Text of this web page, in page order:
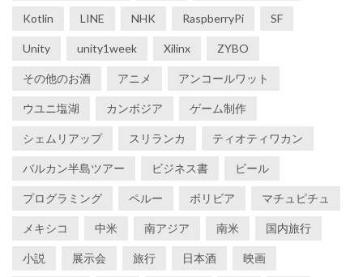
Kotlin LINE NHK RaspberryPi SF
Unity unity1week Xilinx ZYBO
その他のお酒 アニメ アンコールワット
ウユニ塩湖 カンボジア ゲーム制作
シェムリアップ スリランカ ティオティワカン
バルカン半島ツアー ビジネス書 ビール
プログラミング ペルー ボリビア マチュピチュ
メキシコ 中米 南アジア 南米 国内旅行
小説 展示会 旅行 日本酒 映画